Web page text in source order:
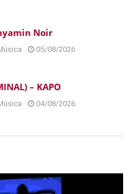
Noir
05/08/2026
– KAPO
04/08/2026